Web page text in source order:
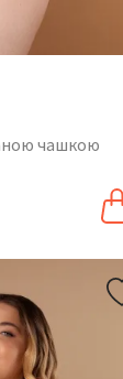
чашкою